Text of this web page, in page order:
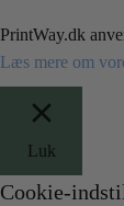
PrintWay.dk
Læs mere om
Luk
Cookie-